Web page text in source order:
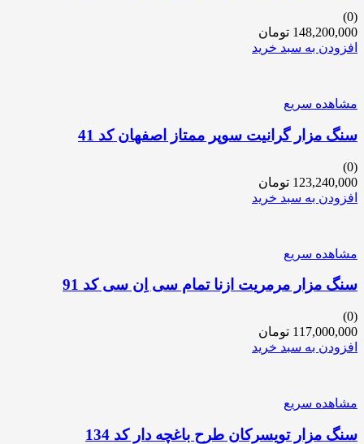
(0)
148,200,000 تومان
افزودن به سبد خرید
مشاهده سریع
سنگ مزار گرانیت سوپر ممتاز اصفهان کد 41
(0)
123,240,000 تومان
افزودن به سبد خرید
مشاهده سریع
سنگ مزار مرمریت ازنا تمام سی اِن سی کد 91
(0)
117,000,000 تومان
افزودن به سبد خرید
مشاهده سریع
سنگ مزار تویسرکان طرح باغچه دار کد 134